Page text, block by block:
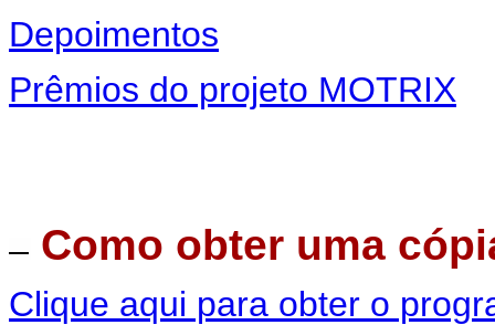
Depoimentos
Prêmios do projeto MOTRIX
Como obter uma
Clique aqui para obter o